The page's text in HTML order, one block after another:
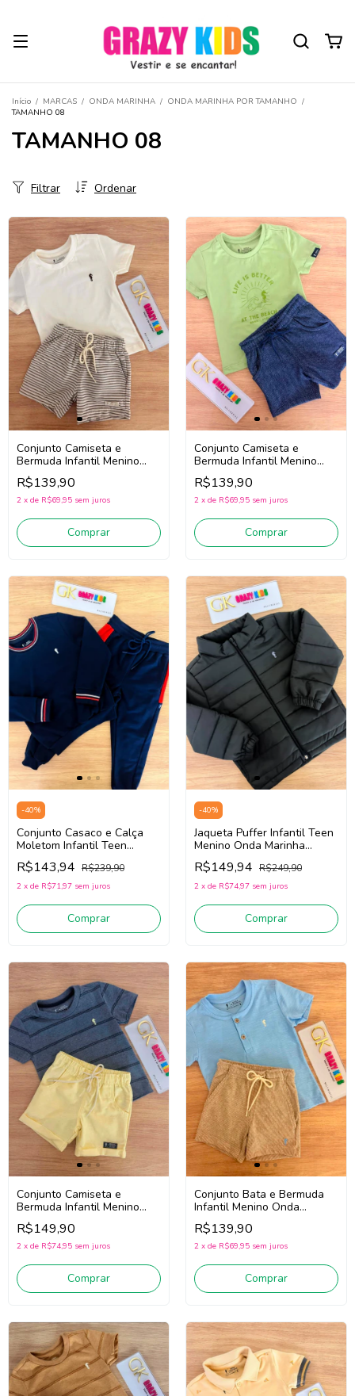
Início / MARCAS / ONDA MARINHA / ONDA MARINHA POR TAMANHO /
TAMANHO 08
TAMANHO 08
Ordenar
Filtrar
Conjunto Camiseta e
Bermuda Infantil Menino
Onda Marinha 1263074 (Off
White/Bege)
R$139,90
2 x de R$69,95 sem juros
Comprar
Conjunto Camiseta e
Bermuda Infantil Menino
Onda Marinha 1263070
(Verde/Marinho)
R$139,90
2 x de R$69,95 sem juros
Comprar
-40%
Conjunto Casaco e Calça
Moletom Infantil Teen
Menino Onda Marinha
1261131 (Marinho)
R$143,94 R$239,90
2 x de R$71,97 sem juros
Comprar
-40%
Jaqueta Puffer Infantil Teen
Menino Onda Marinha
1261113 (Preto)
R$149,94 R$249,90
2 x de R$74,97 sem juros
Comprar
Conjunto Camiseta e
Bermuda Infantil Menino
Onda Marinha 1263075
(Cinza/Amarelo)
R$149,90
2 x de R$74,95 sem juros
Comprar
Conjunto Bata e Bermuda
Infantil Menino Onda
Marinha 1263077
(Azul/Bege)
R$139,90
2 x de R$69,95 sem juros
Comprar